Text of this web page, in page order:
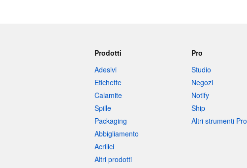
Prodotti
Adesivi
Etichette
Calamite
Spille
Packaging
Abbigliamento
Acrilici
Altri prodotti
Pro
Studio
Negozi
Notify
Ship
Altri strumenti Pro